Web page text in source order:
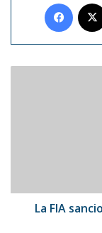
Hamilton
La FIA